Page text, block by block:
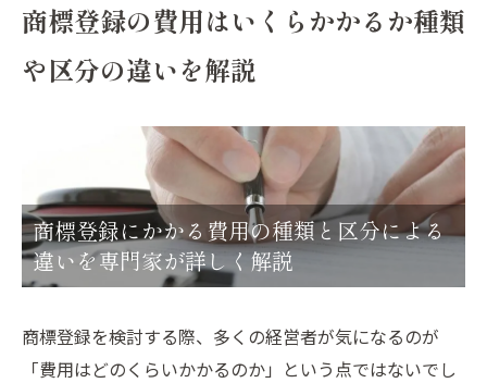
商標登録の費用はいくらかかるか種類
や区分の違いを解説
商標登録にかかる費用の種類と区分による
違いを専門家が詳しく解説
商標登録を検討する際、多くの経営者が気になるのが
「費用はどのくらいかかるのか」という点ではないでし